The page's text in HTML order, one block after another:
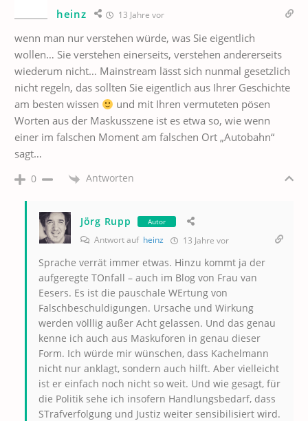
heinz 13 Jahre vor
wenn man nur verstehen würde, was Sie eigentlich
wollen… Sie verstehen einerseits, verstehen andererseits
wiederum nicht… Mainstream lässt sich nunmal gesetzlich
nicht regeln, das sollten Sie eigentlich aus Ihrer Geschichte
am besten wissen
und mit Ihren vermuteten pösen
Worten aus der Maskusszene ist es etwa so, wie wenn
einer im falschen Moment am falschen Ort „Autobahn“
sagt…
0 Antworten
Jörg Rupp Autor
Antwort auf heinz 13 Jahre vor
Sprache verrät immer etwas. Hinzu kommt ja der
aufgeregte TOnfall – auch im Blog von Frau van
Eesers. Es ist die pauschale WErtung von
Falschbeschuldigungen. Ursache und Wirkung
werden völllig außer Acht gelassen. Und das genau
kenne ich auch aus Maskuforen in genau dieser
Form. Ich würde mir wünschen, dass Kachelmann
nicht nur anklagt, sondern auch hilft. Aber vielleicht
ist er einfach noch nicht so weit. Und wie gesagt, für
die Politik sehe ich insofern Handlungsbedarf, dass
STrafverfolgung und Justiz weiter sensibilisiert wird.